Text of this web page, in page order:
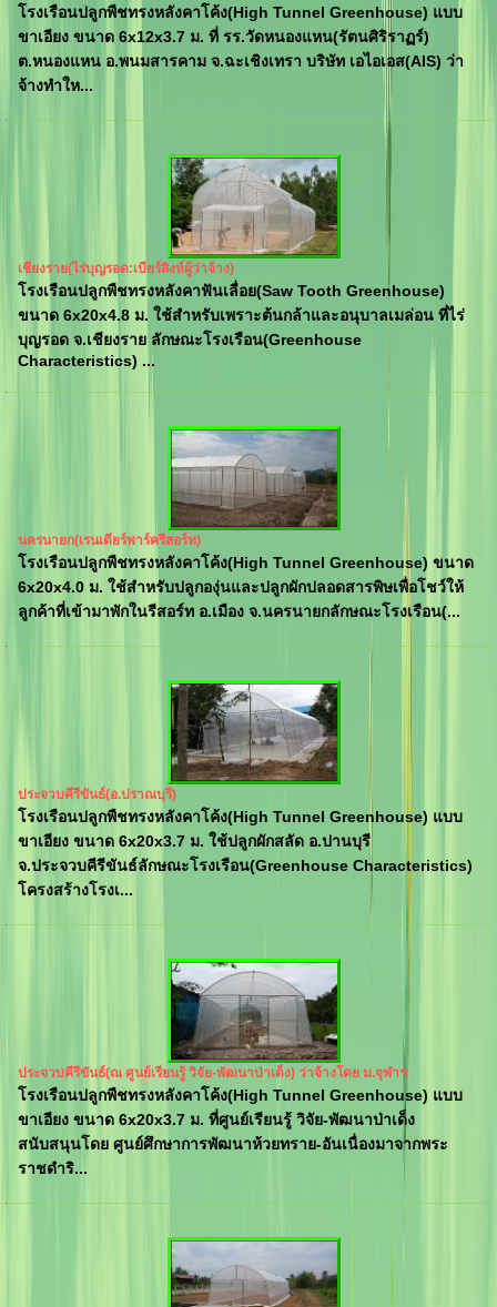
โรงเรือนปลูกพืชทรงหลังคาโค้ง(High Tunnel Greenhouse) แบบ
ขาเอียง ขนาด 6x12x3.7 ม. ที่ รร.วัดหนองแหน(รัตนศิริราฏร์)
ต.หนองแหน อ.พนมสารคาม จ.ฉะเชิงเทรา บริษัท เอไอเอส(AIS) ว่า
จ้างทำให...
เชียงราย(ไร่บุญรอด:เบียร์สิงห์ผู้ว่าจ้าง)
โรงเรือนปลูกพืชทรงหลังคาฟันเลื่อย(Saw Tooth Greenhouse)
ขนาด 6x20x4.8 ม. ใช้สำหรับเพราะต้นกล้าและอนุบาลเมล่อน ที่ไร่
บุญรอด จ.เชียงราย ลักษณะโรงเรือน(Greenhouse
Characteristics) ...
นครนายก(เรนเดียร์พาร์ครีสอร์ท)
โรงเรือนปลูกพืชทรงหลังคาโค้ง(High Tunnel Greenhouse) ขนาด
6x20x4.0 ม. ใช้สำหรับปลูกองุ่นและปลูกผักปลอดสารพิษเพื่อโชว์ให้
ลูกค้าที่เข้ามาพักในรีสอร์ท อ.เมือง จ.นครนายกลักษณะโรงเรือน(...
ประจวบคีรีขันธ์(อ.ปราณบุรี)
โรงเรือนปลูกพืชทรงหลังคาโค้ง(High Tunnel Greenhouse) แบบ
ขาเอียง ขนาด 6x20x3.7 ม. ใช้ปลูกผักสลัด อ.ปานบุรี
จ.ประจวบคีรีขันธ์ลักษณะโรงเรือน(Greenhouse Characteristics)
โครงสร้างโรงเ...
ประจวบคีรีขันธ์(ณ ศูนย์เรียนรู้ วิจัย-พัฒนาป่าเด็ง) ว่าจ้างโดย ม.จุฬาฯ
โรงเรือนปลูกพืชทรงหลังคาโค้ง(High Tunnel Greenhouse) แบบ
ขาเอียง ขนาด 6x20x3.7 ม. ที่ศูนย์เรียนรู้ วิจัย-พัฒนาป่าเด็ง
สนับสนุนโดย ศูนย์ศึกษาการพัฒนาห้วยทราย-อันเนื่องมาจากพระ
ราชดำริ...